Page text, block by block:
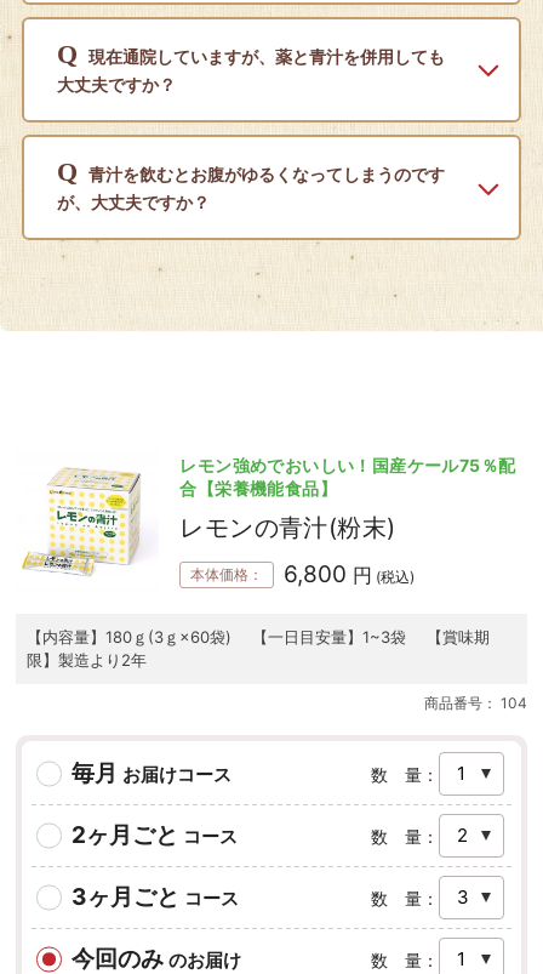
Q
現在通院していますが、薬と青汁を併用しても
大丈夫ですか？
Q
青汁を飲むとお腹がゆるくなってしまうのです
が、大丈夫ですか？
レモン強めでおいしい！国産ケール75％配
合【栄養機能食品】
レモンの青汁(粉末)
本体価格： 6,800 円 (税込)
【内容量】180ｇ(3ｇ×60袋) 【一日目安量】1~3袋 【賞味期
限】製造より2年
商品番号： 104
毎月 お届けコース 数 量：
2ヶ月ごと コース 数 量：
3ヶ月ごと コース 数 量：
今回のみ のお届け 数 量：